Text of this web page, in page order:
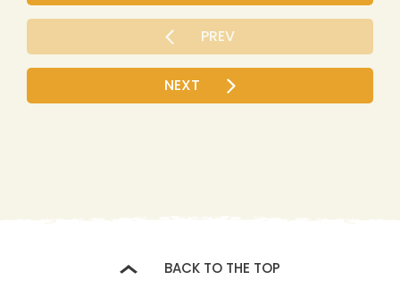
BACK TO THE TOP